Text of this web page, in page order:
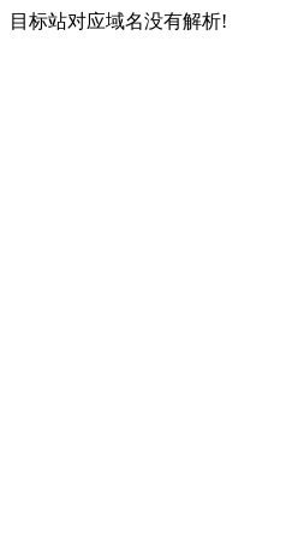
目标站对应域名没有解析!